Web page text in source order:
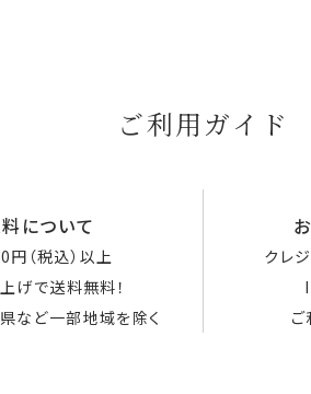
ご利用ガイド
について
（税込）以上
げで送料無料！
など一部地域を除く
クレ
ご